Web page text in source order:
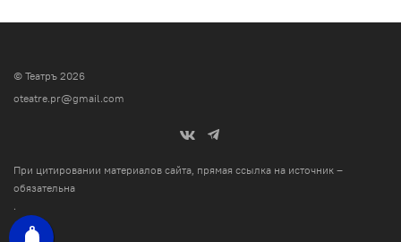
© Театръ 2026
oteatre.pr@gmail.com
При цитировании материалов сайта, прямая ссылка на источник –
обязательна
.